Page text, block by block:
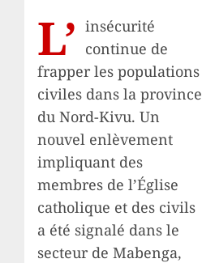
L’ insécurité
continue de
frapper les populations
civiles dans la province
du Nord-Kivu. Un
nouvel enlèvement
impliquant des
membres de l’Église
catholique et des civils
a été signalé dans le
secteur de Mabenga,